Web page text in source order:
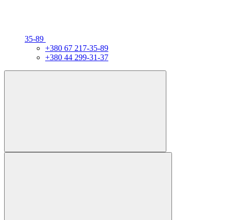
35-89
+380 67 217-35-89
+380 44 299-31-37